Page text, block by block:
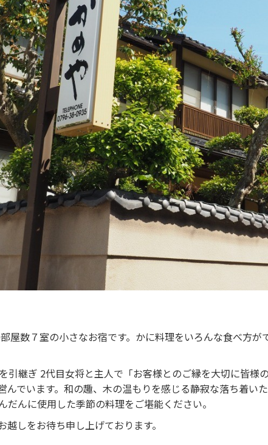
屋数７室の小さなお宿です。かに料理をいろんな食べ方が
引継ぎ 2代目女将と主人で「お客様とのご縁を大切に皆様
んでいます。和の趣、木の温もりを感じる静寂な落ち着い
んに使用した季節の料理をご堪能ください。
しをお待ち申し上げております。